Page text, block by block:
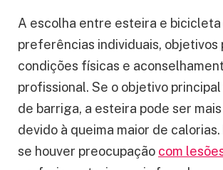
A escolha entre esteira e
preferências individuais, objetivos
condições físicas e
profissional. Se o objetivo
de barriga, a esteira pode ser
devido à queima maior de
se houver preocupação com